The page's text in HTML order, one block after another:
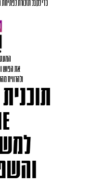
כדי לקבל תזכורת
את הפוש
ולהרוויח